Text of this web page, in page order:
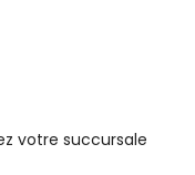
votre succursale